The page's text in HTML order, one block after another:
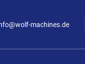
machines.de